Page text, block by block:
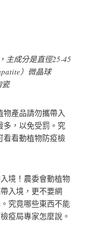
主成分是直徑25-45
）微晶球
瓷
產品請勿攜帶入
，以免受罰。究
看看動植物防疫檢
境！農委會動植物
入境，更不要網
究竟哪些東西不能
疫局專家怎麼說。